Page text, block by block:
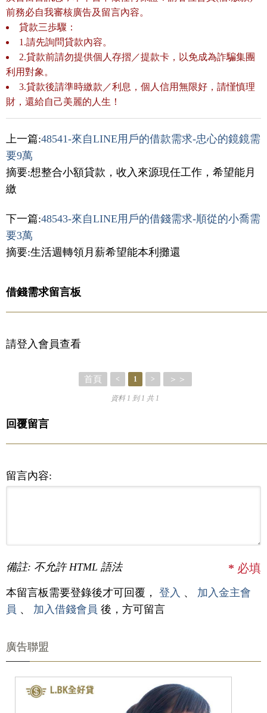
前務必自我審核廣告及留言內容。
貸款三歩驟：
1.請先詢問貸款內容。
2.貸款前請勿提供個人存摺／提款卡，以免成為詐騙集團
利用對象。
3.貸款後請準時繳款／利息，個人信用無限好，請慬慎理
財，還給自己美麗的人生！
上一篇:48541-來自LINE用戶的借款需求-忠心的鏡鏡需
要9萬
摘要:想整合小額貸款，收入來源現任工作，希望能月
繳
下一篇:48543-來自LINE用戶的借錢需求-順從的小喬需
要3萬
摘要:生活週轉領月薪希望能本利攤還
借錢需求留言板
請登入會員查看
首頁 < 1 > ＞＞
資料 1 到 1 共 1
回覆留言
留言內容:
備註: 不允許 HTML 語法 * 必填
本留言板需要登錄後才可回覆， 登入 、 加入金主會
員 、 加入借錢會員 後，方可留言
廣告聯盟